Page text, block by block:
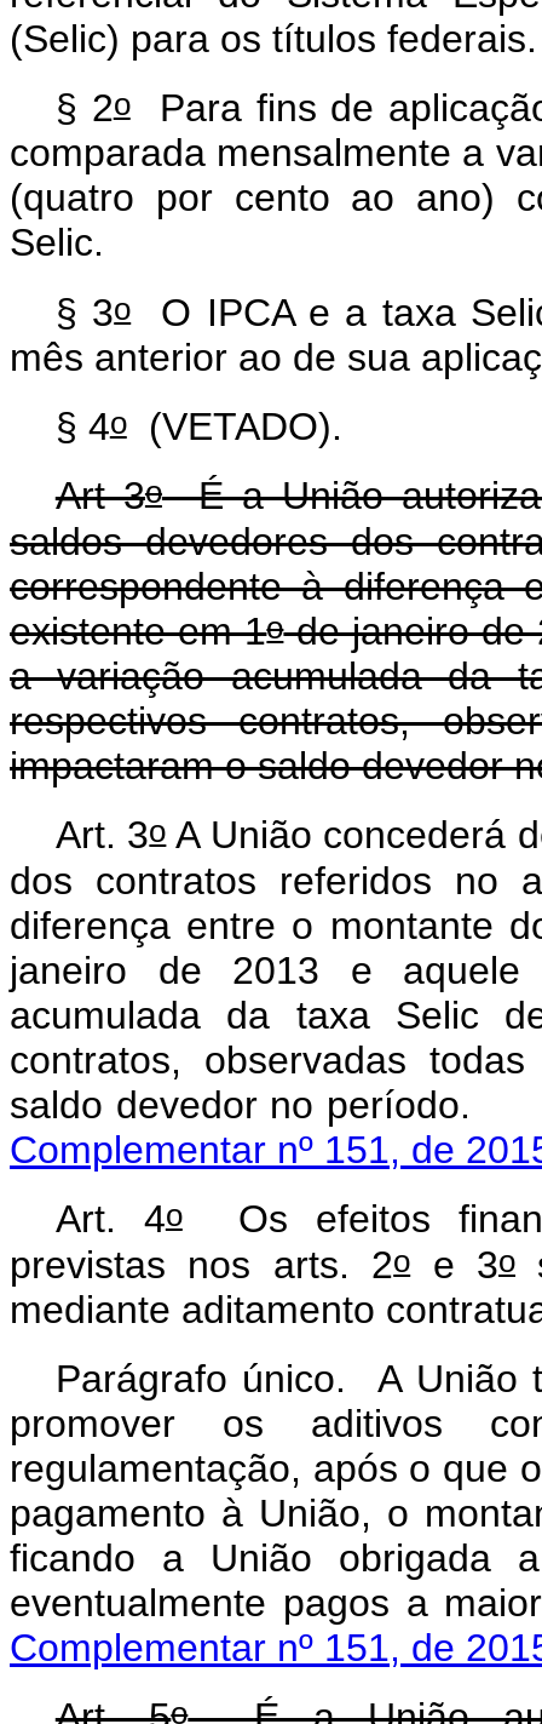
(Selic) para os títulos
§ 2oPara fins de
comparada mensalmente a
(quatro por cento ao ano)
Selic.
§ 3oO IPCA e a taxa
mês anterior ao de sua
§ 4o(VETADO).
Art 3oÉ a União
saldos devedores dos
correspondente à diferença
existente em 1ode janeiro de
a variação acumulada da
respectivos contratos,
impactaram o saldo devedor
Art. 3oA União concederá
dos contratos referidos no
diferença entre o montante
janeiro de 2013 e aquele
acumulada da taxa Selic
contratos, observadas
saldo devedor no
Complementar nº 151, de
Art. 4oOs efeitos
previstas nos arts. 2oe 3o
mediante aditamento
Parágrafo único. A União
promover os aditivos
regulamentação, após o que
pagamento à União, o
ficando a União obrigada
eventualmente
Complementar nº 151, de
o